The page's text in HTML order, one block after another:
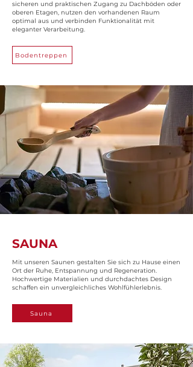
sicheren und praktischen Zugang zu Dachböden oder
oberen Etagen, nutzen den vorhandenen Raum
optimal aus und verbinden Funktionalität mit
eleganter Verarbeitung.
Bodentreppen
SAUNA
Mit unseren Saunen gestalten Sie sich zu Hause einen
Ort der Ruhe, Entspannung und Regeneration.
Hochwertige Materialien und durchdachtes Design
schaffen ein unvergleichliches Wohlfühlerlebnis.
Sauna